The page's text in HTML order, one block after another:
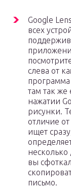
Google
всех
слева от
там так же
нажатии
рисунки.
отличие
ищет
вы
письмо.